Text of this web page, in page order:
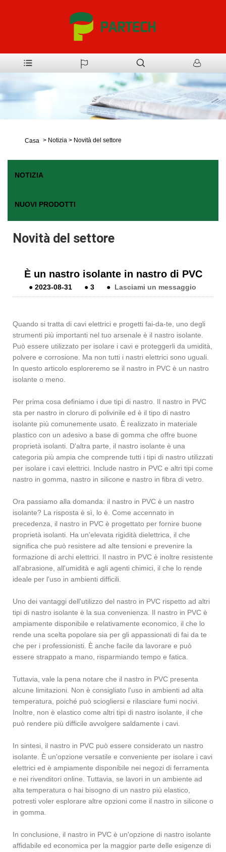
Casa > Notizia > Novità del settore
NOTIZIA
NUOVI PRODOTTI
Novità del settore
È un nastro isolante in nastro di PVC
●2023-08-31 ●3 ● Lasciami un messaggio
Quando si tratta di cavi elettrici e progetti fai-da-te, uno degli
strumenti più importanti nel tuo arsenale è il nastro isolante.
Può essere utilizzato per isolare i cavi e proteggerli da umidità,
polvere e corrosione. Ma non tutti i nastri elettrici sono uguali.
In questo articolo esploreremo se il nastro in PVC è un nastro
isolante o meno.
Per prima cosa definiamo i due tipi di nastro. Il nastro in PVC
sta per nastro in cloruro di polivinile ed è il tipo di nastro
isolante più comunemente usato. È realizzato in materiale
plastico con un adesivo a base di gomma che offre buone
proprietà isolanti. D'altra parte, il nastro isolante è una
categoria più ampia che comprende tutti i tipi di nastro utilizzati
per isolare i cavi elettrici. Include nastro in PVC e altri tipi come
nastro in gomma, nastro in silicone e nastro in fibra di vetro.
Ora passiamo alla domanda: il nastro in PVC è un nastro
isolante? La risposta è sì, lo è. Come accennato in
precedenza, il nastro in PVC è progettato per fornire buone
proprietà isolanti. Ha un'elevata rigidità dielettrica, il che
significa che può resistere ad alte tensioni e prevenire la
formazione di archi elettrici. Il nastro in PVC è inoltre resistente
all'abrasione, all'umidità e agli agenti chimici, il che lo rende
ideale per l'uso in ambienti difficili.
Uno dei vantaggi dell'utilizzo del nastro in PVC rispetto ad altri
tipi di nastro isolante è la sua convenienza. Il nastro in PVC è
ampiamente disponibile e relativamente economico, il che lo
rende una scelta popolare sia per gli appassionati di fai da te
che per i professionisti. È anche facile da lavorare e può
essere strappato a mano, risparmiando tempo e fatica.
Tuttavia, vale la pena notare che il nastro in PVC presenta
alcune limitazioni. Non è consigliato l'uso in ambienti ad alta
temperatura, poiché può sciogliersi e rilasciare fumi nocivi.
Inoltre, non è elastico come altri tipi di nastro isolante, il che
può rendere più difficile avvolgere saldamente i cavi.
In sintesi, il nastro in PVC può essere considerato un nastro
isolante. È un'opzione versatile e conveniente per isolare i cavi
elettrici ed è ampiamente disponibile nei negozi di ferramenta
e nei rivenditori online. Tuttavia, se lavori in un ambiente ad
alta temperatura o hai bisogno di un nastro più elastico,
potresti voler esplorare altre opzioni come il nastro in silicone o
in gomma.
In conclusione, il nastro in PVC è un'opzione di nastro isolante
affidabile ed economica per la maggior parte delle esigenze di